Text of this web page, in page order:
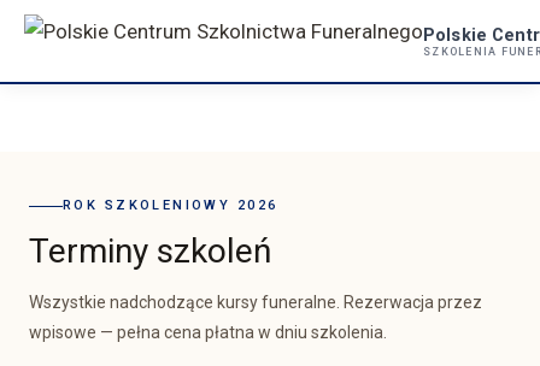
Przejdź
treści
Polskie
SZKOLENIA
ROK SZKOLENIOWY 2026
Terminy szkoleń
Wszystkie nadchodzące kursy funeralne. Rezerwacja przez
wpisowe — pełna cena płatna w dniu szkolenia.